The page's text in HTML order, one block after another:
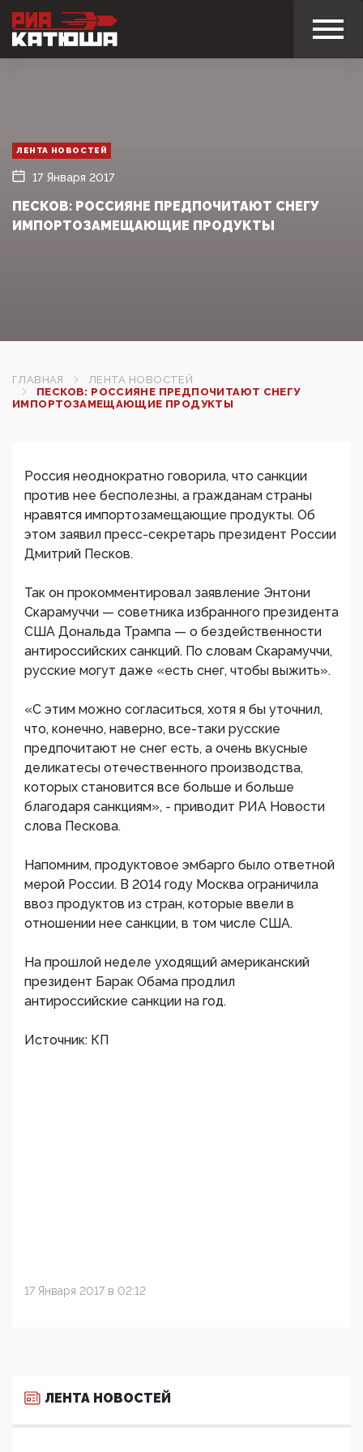
ЛЕНТА НОВОСТЕЙ
17 Января 2017
ПЕСКОВ: РОССИЯНЕ ПРЕДПОЧИТАЮТ СНЕГУ
ИМПОРТОЗАМЕЩАЮЩИЕ ПРОДУКТЫ
ГЛАВНАЯ
ЛЕНТА НОВОСТЕЙ
ПЕСКОВ: РОССИЯНЕ ПРЕДПОЧИТАЮТ СНЕГУ
ИМПОРТОЗАМЕЩАЮЩИЕ ПРОДУКТЫ
Россия неоднократно говорила, что санкции
против нее бесполезны, а гражданам страны
нравятся импортозамещающие продукты. Об
этом заявил пресс-секретарь президент России
Дмитрий Песков.
Так он прокомментировал заявление Энтони
Скарамуччи — советника избранного президента
США Дональда Трампа — о бездейственности
антироссийских санкций. По словам Скарамуччи,
русские могут даже «есть снег, чтобы выжить».
«С этим можно согласиться, хотя я бы уточнил,
что, конечно, наверно, все-таки русские
предпочитают не снег есть, а очень вкусные
деликатесы отечественного производства,
которых становится все больше и больше
благодаря санкциям», - приводит РИА Новости
слова Пескова.
Напомним, продуктовое эмбарго было ответной
мерой России. В 2014 году Москва ограничила
ввоз продуктов из стран, которые ввели в
отношении нее санкции, в том числе США.
На прошлой неделе уходящий американский
президент Барак Обама продлил
антироссийские санкции на год.
Источник: КП
17 Января 2017 в 02:12
ЛЕНТА НОВОСТЕЙ